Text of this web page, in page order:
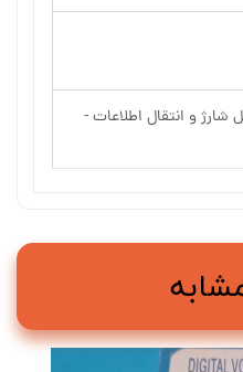
شارژ و انتقال اطلاعات -